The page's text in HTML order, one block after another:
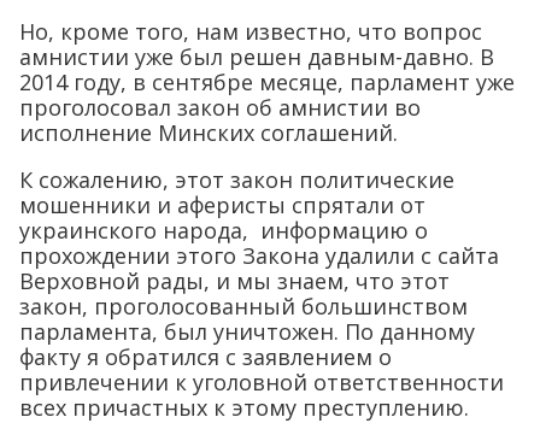
Но, кроме того, нам известно, что вопрос
амнистии уже был решен давным-давно. В
2014 году, в сентябре месяце, парламент уже
проголосовал закон об амнистии во
исполнение Минских соглашений.
К сожалению, этот закон политические
мошенники и аферисты спрятали от
украинского народа, информацию о
прохождении этого Закона удалили с сайта
Верховной рады, и мы знаем, что этот
закон, проголосованный большинством
парламента, был уничтожен. По данному
факту я обратился с заявлением о
привлечении к уголовной ответственности
всех причастных к этому преступлению.